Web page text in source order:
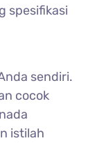
spesifikasi
sendiri.
cocok
istilah